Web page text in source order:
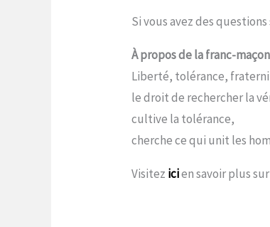
Si vous avez des
À propos de la franc-
Liberté, tolérance,
le droit de rechercher la
cultive la tolérance,
cherche ce qui unit les
Visitez icien savoir plus